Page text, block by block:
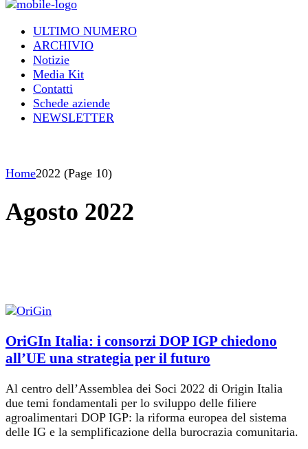
ULTIMO NUMERO
ARCHIVIO
Notizie
Media Kit
Contatti
Schede aziende
NEWSLETTER
Home2022 (Page 10)
Agosto 2022
OriGIn Italia: i consorzi DOP IGP chiedono
all’UE una strategia per il futuro
Al centro dell’Assemblea dei Soci 2022 di Origin Italia
due temi fondamentali per lo sviluppo delle filiere
agroalimentari DOP IGP: la riforma europea del sistema
delle IG e la semplificazione della burocrazia comunitaria.